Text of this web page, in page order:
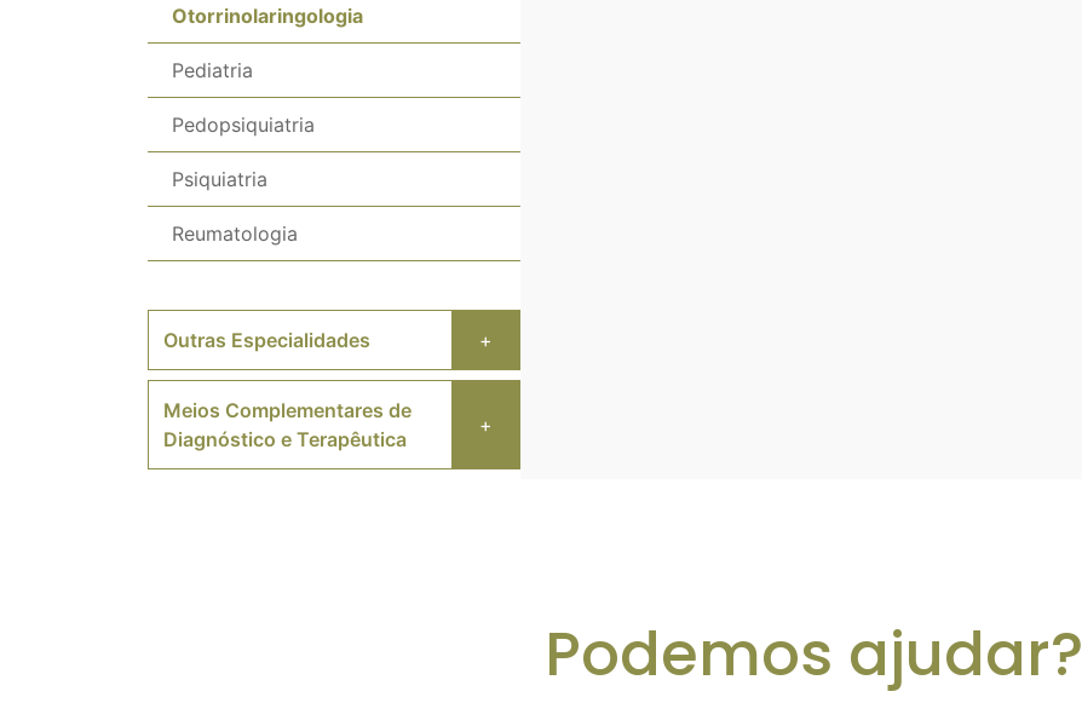
Otorrinolaringologia
Pediatria
Pedopsiquiatria
Psiquiatria
Reumatologia
Outras Especialidades +
Meios Complementares de
Diagnóstico e Terapêutica
+
Podemos ajudar?